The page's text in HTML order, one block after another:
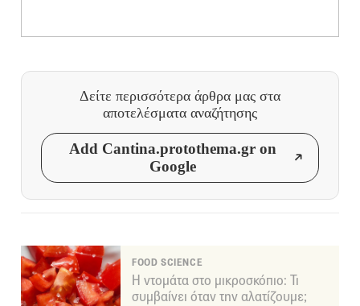
Δείτε περισσότερα άρθρα μας στα
αποτελέσματα αναζήτησης
Add Cantina.protothema.gr on
Google
FOOD SCIENCE
Η ντομάτα στο μικροσκόπιο: Τι
συμβαίνει όταν την αλατίζουμε;